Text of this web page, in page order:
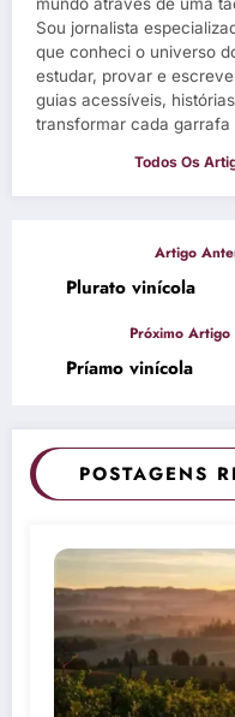
Sou jornalista
que conheci o universo
estudar, provar e
guias acessíveis,
transformar cada garrafa
Plurato vinícola
Príamo vinícola
POSTAGENS